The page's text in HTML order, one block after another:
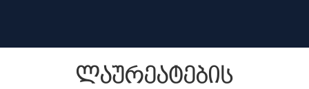
ლაურეატების